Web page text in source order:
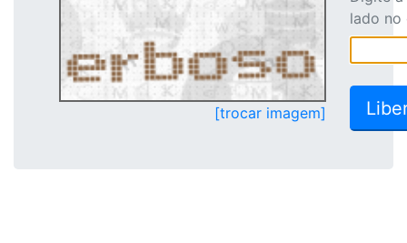
[trocar imagem]
lado no